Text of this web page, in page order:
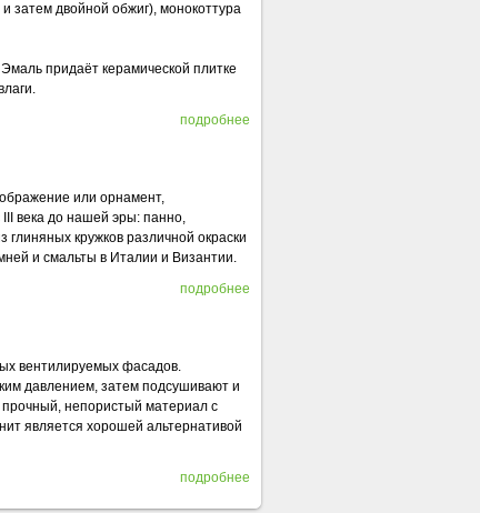
затем двойной обжиг), монокоттура
придаёт керамической плитке
подробнее
или орнамент,
века до нашей эры: панно,
кружков различной окраски
и смальты в Италии и Византии.
подробнее
вентилируемых фасадов.
давлением, затем подсушивают и
прочный, непористый материал с
является хорошей альтернативой
подробнее